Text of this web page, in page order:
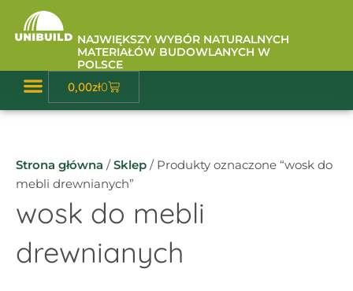
Przejdź
NAJWIĘKSZY WYBÓR NATURALNYCH
MATERIAŁÓW BUDOWLANYCH W
POLSCE
0,00zł0
Wózek
Strona główna /Sklep / Produkty oznaczone “wosk do
mebli drewnianych”
wosk do mebli
drewnianych